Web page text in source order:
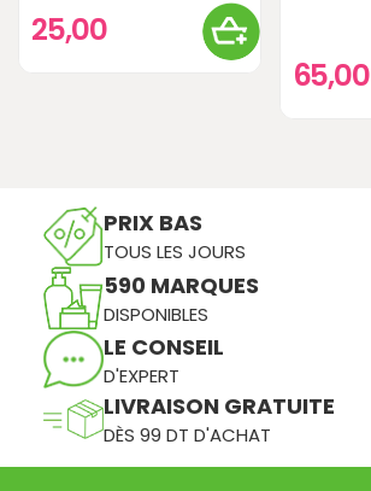
25,00
65,00
PRIX BAS
TOUS LES JOURS
590 MARQUES
DISPONIBLES
LE CONSEIL
D'EXPERT
LIVRAISON GRATUITE
DÈS 99 DT D'ACHAT